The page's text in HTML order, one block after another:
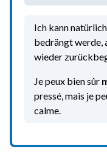
Ich kann natürlich
bedrängt werde,
wieder
Je peux bien sûr
pressé, mais je
calme.